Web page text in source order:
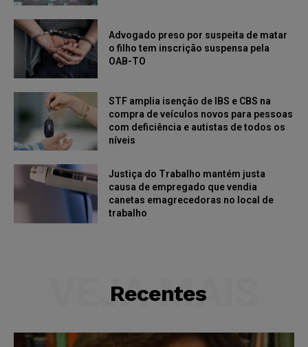
Advogado preso por suspeita de matar
o filho tem inscrição suspensa pela
OAB-TO
STF amplia isenção de IBS e CBS na
compra de veículos novos para pessoas
com deficiência e autistas de todos os
níveis
Justiça do Trabalho mantém justa
causa de empregado que vendia
canetas emagrecedoras no local de
trabalho
Recentes
VEJA MAIS